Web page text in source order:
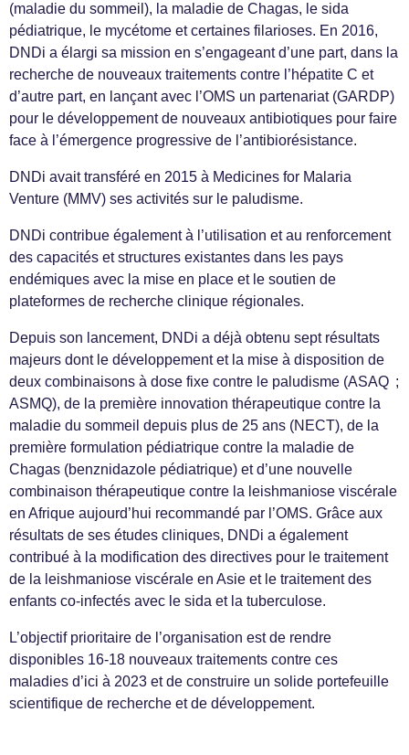
(maladie du sommeil), la maladie de Chagas, le sida
pédiatrique, le mycétome et certaines filarioses. En 2016,
DNDi a élargi sa mission en s’engageant d’une part, dans la
recherche de nouveaux traitements contre l’hépatite C et
d’autre part, en lançant avec l’OMS un partenariat (GARDP)
pour le développement de nouveaux antibiotiques pour faire
face à l’émergence progressive de l’antibiorésistance.
DNDi avait transféré en 2015 à Medicines for Malaria
Venture (MMV) ses activités sur le paludisme.
DNDi contribue également à l’utilisation et au renforcement
des capacités et structures existantes dans les pays
endémiques avec la mise en place et le soutien de
plateformes de recherche clinique régionales.
Depuis son lancement, DNDi a déjà obtenu sept résultats
majeurs dont le développement et la mise à disposition de
deux combinaisons à dose fixe contre le paludisme (ASAQ ;
ASMQ), de la première innovation thérapeutique contre la
maladie du sommeil depuis plus de 25 ans (NECT), de la
première formulation pédiatrique contre la maladie de
Chagas (benznidazole pédiatrique) et d’une nouvelle
combinaison thérapeutique contre la leishmaniose viscérale
en Afrique aujourd’hui recommandé par l’OMS. Grâce aux
résultats de ses études cliniques, DNDi a également
contribué à la modification des directives pour le traitement
de la leishmaniose viscérale en Asie et le traitement des
enfants co-infectés avec le sida et la tuberculose.
L’objectif prioritaire de l’organisation est de rendre
disponibles 16-18 nouveaux traitements contre ces
maladies d’ici à 2023 et de construire un solide portefeuille
scientifique de recherche et de développement.